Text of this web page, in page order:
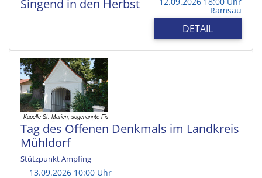
Singend in den Herbst Ramsau
DETAIL
Tag des Offenen Denkmals im Landkreis
Mühldorf
Stützpunkt Ampfing
13.09.2026 10:00 Uhr